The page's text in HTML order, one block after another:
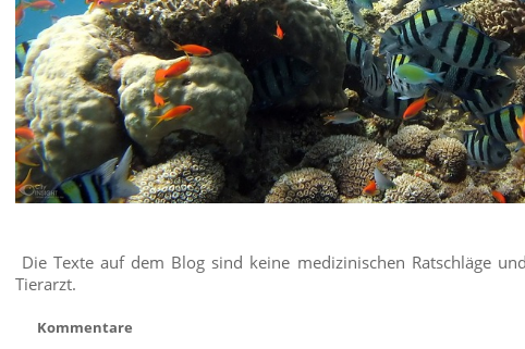
Die Texte auf dem Blog sind keine medizinischen Ratschläge
Tierarzt.
Kommentare